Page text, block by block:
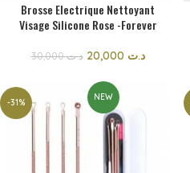
Brosse Electrique Nettoyant
Visage Silicone Rose -Forever
د.ت30,000 د.ت
-31%
NEW